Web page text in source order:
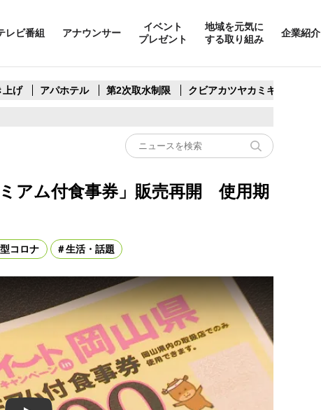
レビ番組 アナウンサー
イベント
プレゼント
地域を元気に
する取り組み
企業紹介
上げ アパホテル 第2次取水制限 クビアカツヤカミキリ
アム付食事券」販売再開 使用期
コロナ 生活・話題